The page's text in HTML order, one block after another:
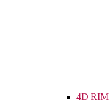
4D RIM